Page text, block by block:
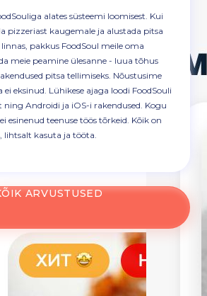
alates süsteemi loomisest. Kui
pizzeriast kaugemale ja alustada pitsa
pakkus FoodSoul meile oma
meie peamine ülesanne - luua tõhus
pitsa tellimiseks. Nõustusime
ei eksinud. Lühikese ajaga loodi FoodSouli
Androidi ja iOS-i rakendused. Kogu
esinenud teenuse töös tõrkeid. Kõik on
lihtsalt kasuta ja tööta.
ARVUSTUSED